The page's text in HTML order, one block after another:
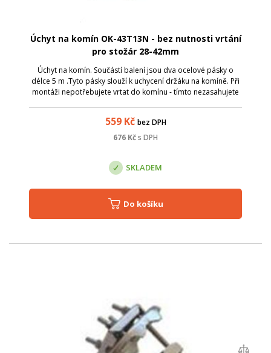
Úchyt na komín OK-43T13N - bez nutnosti vrtání
pro stožár 28-42mm
Úchyt na komín. Součástí balení jsou dva ocelové pásky o
délce 5 m .Tyto pásky slouží k uchycení držáku na komíně. Při
montáži nepotřebujete vrtat do komínu - tímto nezasahujete
559Kč bez DPH
676 Kčs DPH
SKLADEM
Do košíku